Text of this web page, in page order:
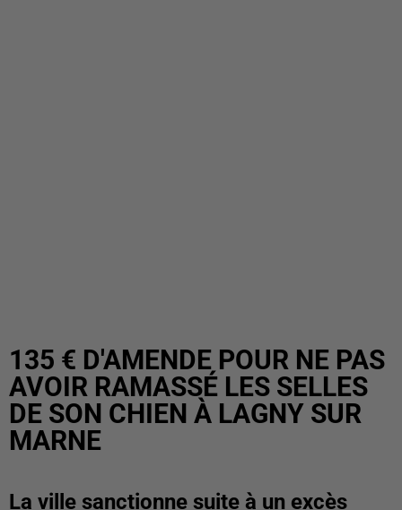
135 € D'AMENDE POUR NE PAS
AVOIR RAMASSÉ LES SELLES
DE SON CHIEN À LAGNY SUR
MARNE
La ville sanctionne suite à un excès